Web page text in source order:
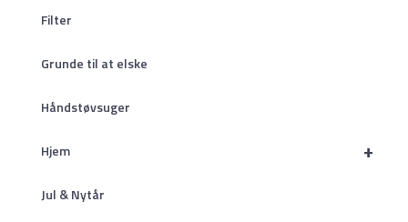
Filter
Grunde til at elske
Håndstøvsuger
+
Hjem
Jul & Nytår